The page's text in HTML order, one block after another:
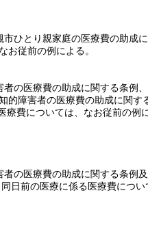
ひとり親家庭の医療費の助成
お従前の例による。
の医療費の助成に関する条例
障害者の医療費の助成に関す
費については、なお従前の例に
の医療費の助成に関する条例
前の医療に係る医療費につい